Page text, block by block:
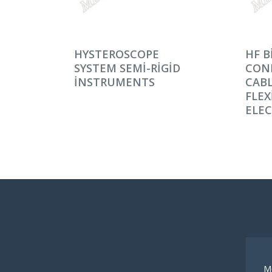
DEVAMINI OKU
HYSTEROSCOPE
SYSTEM SEMI-RIGID
INSTRUMENTS
HF